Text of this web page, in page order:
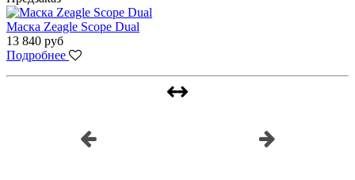
Маска Zeagle Scope Dual
13 840 руб
Подробнее